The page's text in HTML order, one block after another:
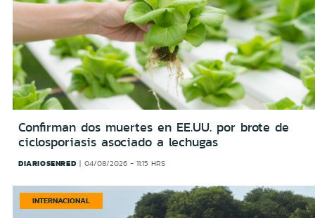
Confirman dos muertes en EE.UU. por brote de
ciclosporiasis asociado a lechugas
DIARIOSENRED 04/08/2026 - 11:15 HRS
INTERNACIONAL